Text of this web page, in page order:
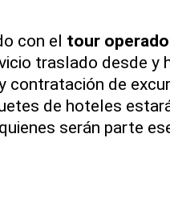
con el tour
traslado desde y
contratación de
de hoteles
serán parte